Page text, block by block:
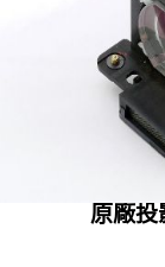
原廠投